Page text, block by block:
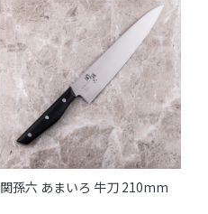
関孫六 あまいろ 牛刀 210mm